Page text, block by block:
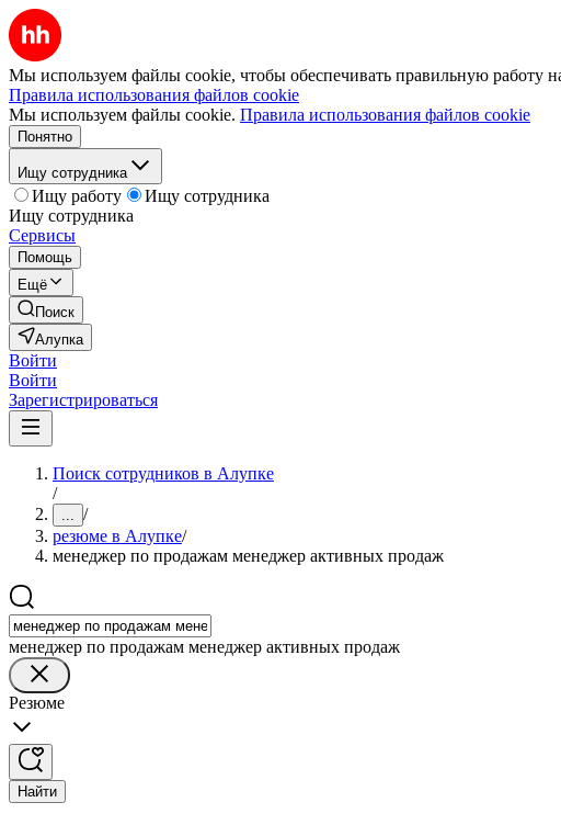
Мы используем файлы cookie, чтобы обеспечивать правильную работу
Правила использования файлов cookie
Мы используем файлы cookie. Правила использования файлов cookie
Понятно
Ищу сотрудника
Ищу работу
Ищу сотрудника
Ищу сотрудника
Сервисы
Помощь
Ещё
Поиск
Алупка
Войти
Войти
Зарегистрироваться
Поиск сотрудников в Алупке
/
... /
резюме в Алупке/
менеджер по продажам менеджер активных продаж
менеджер по продажам менеджер активных продаж
Резюме
Найти